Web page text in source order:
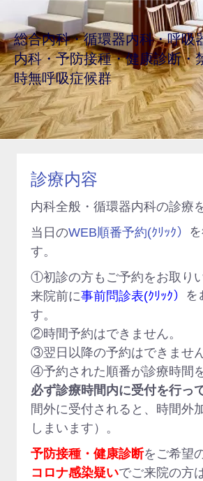
総合内科・循環器内科・呼吸
内科・予防接種・健康診断・
時無呼吸症候群
診療内容
内科全般・循環器内科の診療
当日のWEB順番予約(ｸﾘｯｸ）
す。
①初診の方もご予約をお取り
来院前に事前問診表(ｸﾘｯｸ） を
す。
②時間予約はできません。
③翌日以降の予約はできません
④予約された順番が診療時間
必ず診療時間内に受付を行っ
間外に受付されると、時間外
しまいます）。
予防接種・健康診断をご希望
コロナ感染疑いでご来院の方